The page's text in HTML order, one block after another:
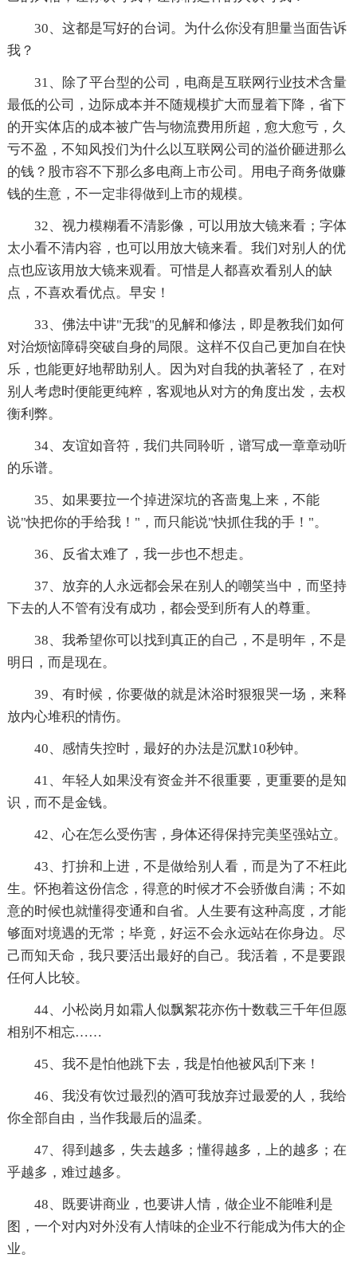
30、这都是写好的台词。为什么你没有胆量当面告诉
我？
31、除了平台型的公司，电商是互联网行业技术含量
最低的公司，边际成本并不随规模扩大而显着下降，省下
的开实体店的成本被广告与物流费用所超，愈大愈亏，久
亏不盈，不知风投们为什么以互联网公司的溢价砸进那么
的钱？股市容不下那么多电商上市公司。用电子商务做赚
钱的生意，不一定非得做到上市的规模。
32、视力模糊看不清影像，可以用放大镜来看；字体
太小看不清内容，也可以用放大镜来看。我们对别人的优
点也应该用放大镜来观看。可惜是人都喜欢看别人的缺
点，不喜欢看优点。早安！
33、佛法中讲"无我"的见解和修法，即是教我们如何
对治烦恼障碍突破自身的局限。这样不仅自己更加自在快
乐，也能更好地帮助别人。因为对自我的执著轻了，在对
别人考虑时便能更纯粹，客观地从对方的角度出发，去权
衡利弊。
34、友谊如音符，我们共同聆听，谱写成一章章动听
的乐谱。
35、如果要拉一个掉进深坑的吝啬鬼上来，不能
说"快把你的手给我！"，而只能说"快抓住我的手！"。
36、反省太难了，我一步也不想走。
37、放弃的人永远都会呆在别人的嘲笑当中，而坚持
下去的人不管有没有成功，都会受到所有人的尊重。
38、我希望你可以找到真正的自己，不是明年，不是
明日，而是现在。
39、有时候，你要做的就是沐浴时狠狠哭一场，来释
放内心堆积的情伤。
40、感情失控时，最好的办法是沉默10秒钟。
41、年轻人如果没有资金并不很重要，更重要的是知
识，而不是金钱。
42、心在怎么受伤害，身体还得保持完美坚强站立。
43、打拚和上进，不是做给别人看，而是为了不枉此
生。怀抱着这份信念，得意的时候才不会骄傲自满；不如
意的时候也就懂得变通和自省。人生要有这种高度，才能
够面对境遇的无常；毕竟，好运不会永远站在你身边。尽
己而知天命，我只要活出最好的自己。我活着，不是要跟
任何人比较。
44、小松岗月如霜人似飘絮花亦伤十数载三千年但愿
相别不相忘……
45、我不是怕他跳下去，我是怕他被风刮下来！
46、我没有饮过最烈的酒可我放弃过最爱的人，我给
你全部自由，当作我最后的温柔。
47、得到越多，失去越多；懂得越多，上的越多；在
乎越多，难过越多。
48、既要讲商业，也要讲人情，做企业不能唯利是
图，一个对内对外没有人情味的企业不行能成为伟大的企
业。